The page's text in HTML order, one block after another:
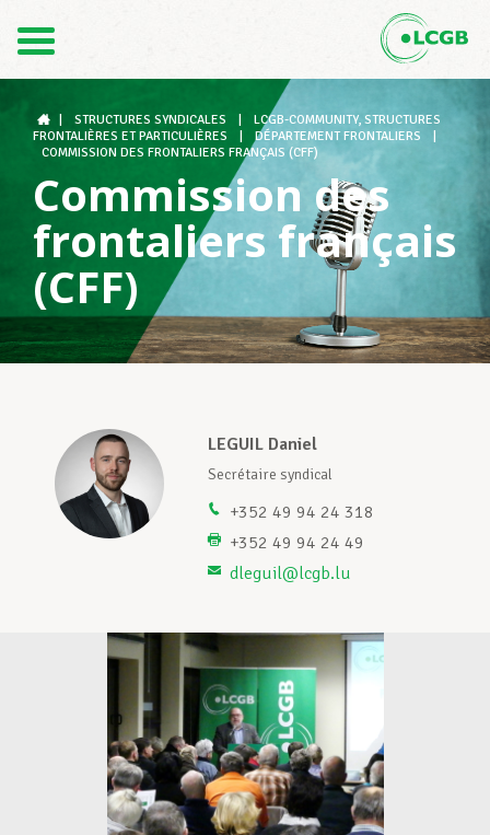
DE
Le LCGB
Structures syndicales
Assistance au Travail
Vos droits
Assistance en vie privée
Développement professionnel
Devenir Membre
Actualités
STRUCTURES SYNDICALES
LCGB-COMMUNITY, STRUCTURES
FRONTALIÈRES ET PARTICULIÈRES
DÉPARTEMENT FRONTALIERS
COMMISSION DES FRONTALIERS FRANÇAIS (CFF)
Commission des
frontaliers français
(CFF)
LEGUIL Daniel
Secrétaire syndical
+352 49 94 24 318
+352 49 94 24 49
dleguil@lcgb.lu